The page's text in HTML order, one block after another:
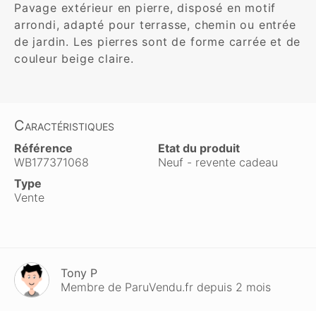
Pavage extérieur en pierre, disposé en motif
arrondi, adapté pour terrasse, chemin ou entrée
de jardin. Les pierres sont de forme carrée et de
couleur beige claire.
Caractéristiques
Référence
WB177371068
Etat du produit
Neuf - revente cadeau
Type
Vente
Tony P
Membre de ParuVendu.fr depuis 2 mois